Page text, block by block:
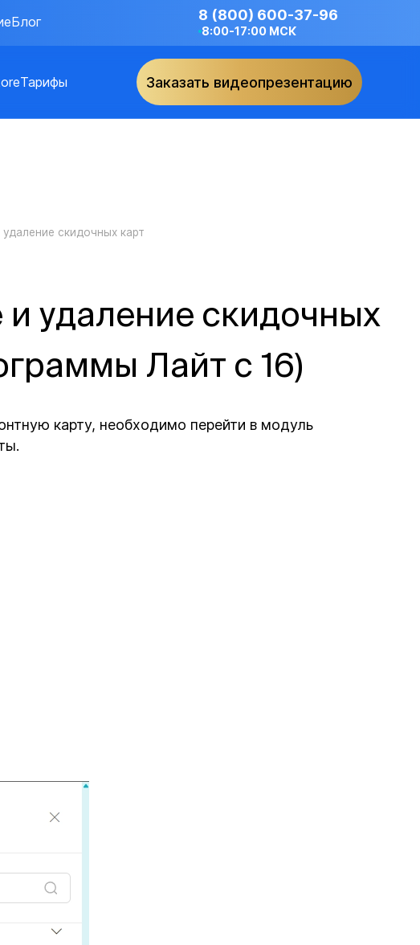
Блог 8 (800) 600-37-96
8:00-17:00 МСК
Тарифы Заказать видеопрезентацию
скидочных карт
удаление скидочных
Лайт с 16)
карту, необходимо перейти в модуль